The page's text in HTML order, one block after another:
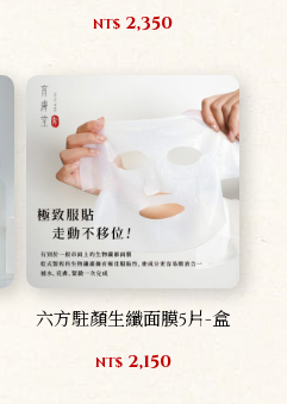
NT$ 2,350
六方駐顏生纖面膜5片-盒
NT$2,150